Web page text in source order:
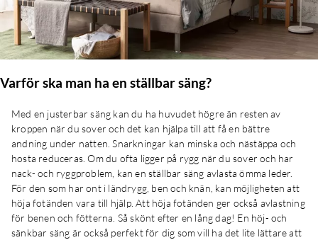
Varför ska man ha en ställbar säng?
Med en justerbar säng kan du ha huvudet högre än resten av
kroppen när du sover och det kan hjälpa till att få en bättre
andning under natten. Snarkningar kan minska och nästäppa och
hosta reduceras. Om du ofta ligger på rygg när du sover och har
nack- och ryggproblem, kan en ställbar säng avlasta ömma leder.
För den som har ont i ländrygg, ben och knän, kan möjligheten att
höja fotänden vara till hjälp. Att höja fotänden ger också avlastning
för benen och fötterna. Så skönt efter en lång dag! En höj- och
sänkbar säng är också perfekt för dig som vill ha det lite lättare att